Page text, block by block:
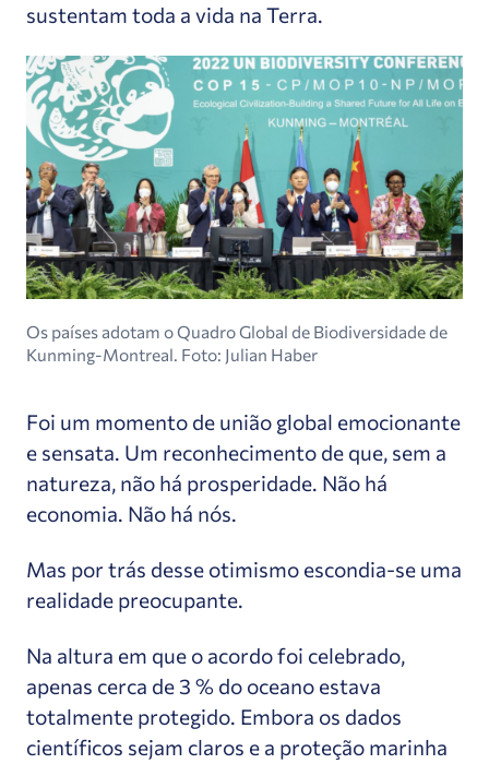
sustentam toda a vida na Terra.
Os países adotam o Quadro Global de Biodiversidade de
Kunming-Montreal. Foto: Julian Haber
Foi um momento de união global emocionante
e sensata. Um reconhecimento de que, sem a
natureza, não há prosperidade. Não há
economia. Não há nós.
Mas por trás desse otimismo escondia-se uma
realidade preocupante.
Na altura em que o acordo foi celebrado,
apenas cerca de 3 % do oceano estava
totalmente protegido. Embora os dados
científicos sejam claros e a proteção marinha